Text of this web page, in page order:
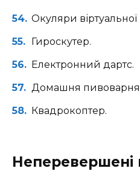
Окуляри віртуальної
Гироскутер.
Електронний дартс.
Домашня
Квадрокоптер.
Неперевершені